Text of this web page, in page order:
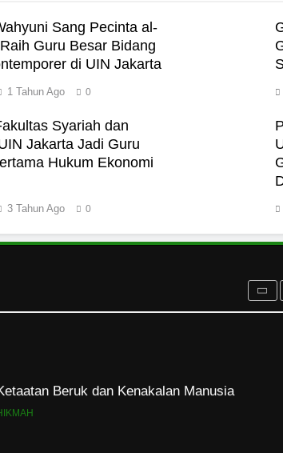
Sang Pecinta al-
Guru Besar Bidang
di UIN Jakarta
1 Tahun Ago 0
Syariah dan
Jakarta Jadi Guru
Hukum Ekonomi
3 Tahun Ago 0
ISLAM
Buruk Kaum “Bangsawan”
Naluri Takabur; Perasaan Terancam dan Tipuan